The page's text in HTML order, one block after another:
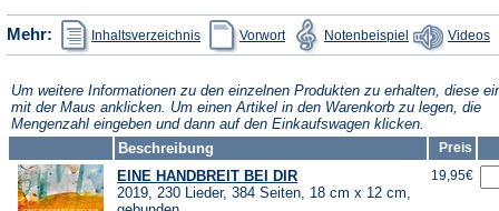
Mehr: Inhaltsverzeichnis
(Öffnet
in
einem
Tab)
Vorwort
(Öffnet
in
einem
Tab)
Notenbeispiel
(Öffnet
in
einem
Tab)
Videos
Um weitere Informationen zu den einzelnen Produkten zu erhalten, diese
mit der Maus anklicken. Um einen Artikel in den Warenkorb zu legen, die
Mengenzahl eingeben und dann auf den Einkaufswagen klicken.
Beschreibung
Preis
EINE HANDBREIT BEI DIR
2019, 230 Lieder, 384 Seiten, 18 cm x 12 cm,
19,95€